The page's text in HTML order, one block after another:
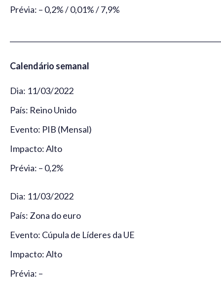
Prévia: – 0,2% / 0,01% / 7,9%
Calendário semanal
Dia: 11/03/2022
País: Reino Unido
Evento: PIB (Mensal)
Impacto: Alto
Prévia: – 0,2%
Dia: 11/03/2022
País: Zona do euro
Evento: Cúpula de Líderes da UE
Impacto: Alto
Prévia: –